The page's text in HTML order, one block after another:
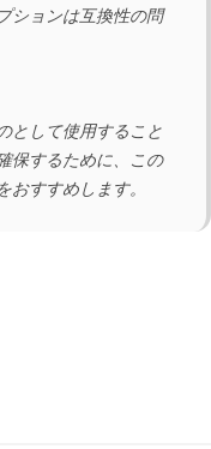
ションは互換性の問
として使用すること
保するために、この
すすめします。